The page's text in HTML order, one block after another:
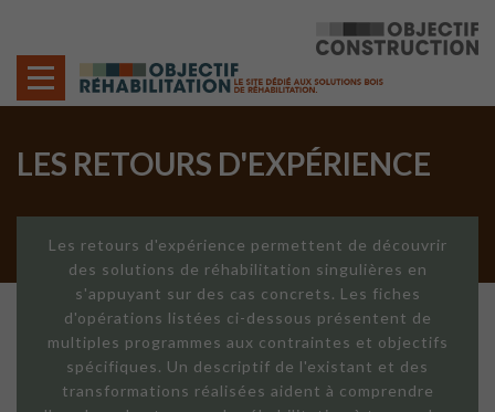
LES RETOURS D'EXPÉRIENCE
Les retours d'expérience permettent de découvrir
des solutions de réhabilitation singulières en
s'appuyant sur des cas concrets. Les fiches
d'opérations listées ci-dessous présentent de
multiples programmes aux contraintes et objectifs
spécifiques. Un descriptif de l'existant et des
transformations réalisées aident à comprendre